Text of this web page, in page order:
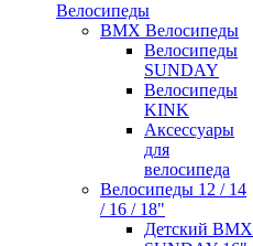
Велосипеды
BMX Велосипеды
Велосипеды
SUNDAY
Велосипеды
KINK
Аксессуары
для
велосипеда
Велосипеды 12 / 14
/ 16 / 18"
Детский BMX